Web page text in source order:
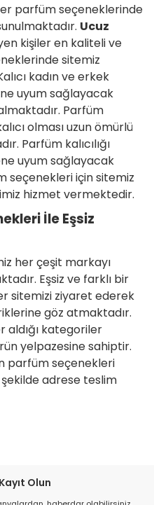
parfüm seçeneklerinde
Ucuz
kişiler en kaliteli ve
sitemiz
kadın ve erkek
uyum sağlayacak
Parfüm
olması uzun ömürlü
Parfüm kalıcılığı
uyum sağlayacak
seçenekleri için sitemiz
hizmet vermektedir.
İle Eşsiz
her çeşit markayı
Eşsiz ve farklı bir
sitemizi ziyaret ederek
göz atmaktadır.
aldığı kategoriler
yelpazesine sahiptir.
parfüm seçenekleri
şekilde adrese teslim
Olun